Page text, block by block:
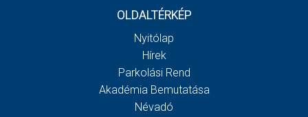
OLDALTÉRKÉP
Nyitólap
Hírek
Parkolási Rend
Akadémia Bemutatása
Névadó